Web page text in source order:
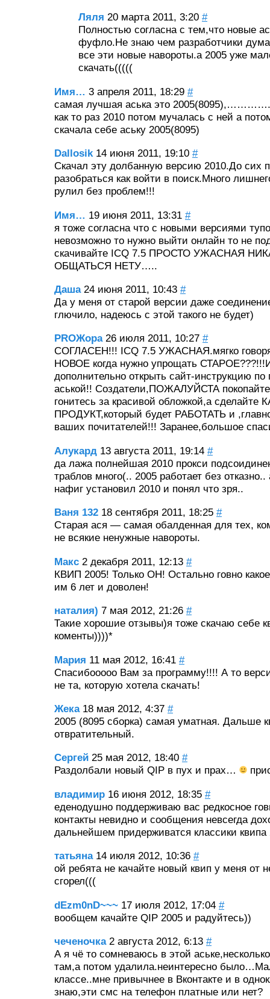
Ляля 20 марта 2011, 3:20 #
Полностью согласна с тем,что новые
фуфло.Не знаю чем разработчики
все эти новые навороты.а 2005 уже
скачать(((((
Имя… 3 апреля 2011, 18:29 #
самая лучшая аська это
как то раз 2010 потом мучалась с ней а
скачала себе аську 2005(8095)
Dallosik 14 июня 2011, 19:10 #
Скачал эту долбанную версию 2010.До сих
разобраться как войти в поиск.Много
рулил без проблем!!!
Имя… 19 июня 2011, 13:31 #
я тоже согласна что с новыми версиями
невозможно то нужно выйти онлайн то не
скачивайте ICQ 7.5 ПРОСТО УЖАСНАЯ
ОБЩАТЬСЯ НЕТУ…..
Даша 24 июня 2011, 10:43 #
Да у меня от старой версии даже
глючило, надеюсь с этой такого не будет)
PROЖора 26 июля 2011, 10:27 #
СОГЛАСЕН!!! ICQ 7.5 УЖАСНАЯ.мягко
НОВОЕ когда нужно упрощать
дополнительно открыть сайт-инструкцию
аськой!! Создатели,ПОЖАЛУЙСТА
гонитесь за красивой обложкой,а
ПРОДУКТ,который будет РАБОТАТЬ и
ваших почитателей!!! Заранее,большое
Алукард 13 августа 2011, 19:14 #
да лажа полнейшая 2010 прокси
траблов много(.. 2005 работает без
нафиг установил 2010 и понял что зря..
Ваня 132 18 сентября 2011, 18:25 #
Старая ася — самая обалденная для тех,
не всякие ненужные навороты.
Макс 2 декабря 2011, 12:13 #
КВИП 2005! Только ОН! Остально говно
им 6 лет и доволен!
наталия) 7 мая 2012, 21:26 #
Такие хорошие отзывы)я тоже скачаю себе
коменты))))*
Мария 11 мая 2012, 16:41 #
Спасибооооо Вам за программу!!!! А то
не та, которую хотела скачать!
Жека 18 мая 2012, 4:37 #
2005 (8095 сборка) самая уматная. Дальше
отвратительный.
Сергей 25 мая 2012, 18:40 #
Раздолбали новый QIP в пух и прах…
владимир 16 июня 2012, 18:35 #
еденодушно поддерживаю вас редкосное
контакты невидно и сообщения невсегда
дальнейшем придерживатся классики квипа
татьяна 14 июля 2012, 10:36 #
ой ребята не качайте новый квип у меня от
сгорел(((
dEzm0nD~~~ 17 июля 2012, 17:04 #
вообщем качайте QIP 2005 и радуйтесь))
чеченочка 2 августа 2012, 6:13 #
А я чё то сомневаюсь в этой
там,а потом удалила.неинтересно
классе..мне привычнее в Вконтакте и в
знаю,эти смс на телефон платные или нет?